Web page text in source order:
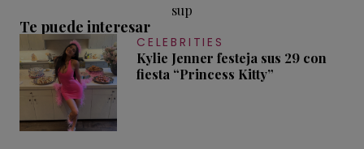
sup
Te puede interesar
CELEBRITIES
Kylie Jenner festeja sus 29 con
fiesta “Princess Kitty”